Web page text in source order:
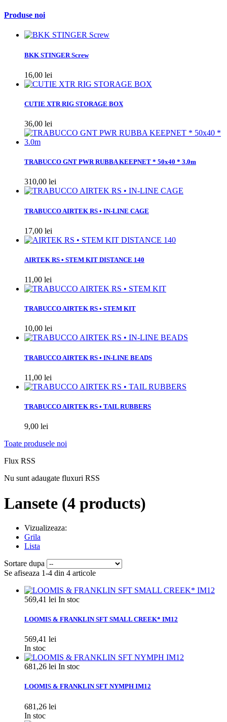
Produse noi
BKK STINGER Screw
16,00 lei
CUTIE XTR RIG STORAGE BOX
36,00 lei
TRABUCCO GNT PWR RUBBA KEEPNET * 50x40 * 3.0m
310,00 lei
TRABUCCO AIRTEK RS • IN-LINE CAGE
17,00 lei
AIRTEK RS • STEM KIT DISTANCE 140
11,00 lei
TRABUCCO AIRTEK RS • STEM KIT
10,00 lei
TRABUCCO AIRTEK RS • IN-LINE BEADS
11,00 lei
TRABUCCO AIRTEK RS • TAIL RUBBERS
9,00 lei
Toate produsele noi
Flux RSS
Nu sunt adaugate fluxuri RSS
Lansete (4 products)
Vizualizeaza:
Grila
Lista
Sortare dupa
Se afiseaza 1-4 din 4 articole
569,41 lei In stoc
LOOMIS & FRANKLIN SFT SMALL CREEK* IM12
569,41 lei
In stoc
681,26 lei In stoc
LOOMIS & FRANKLIN SFT NYMPH IM12
681,26 lei
In stoc